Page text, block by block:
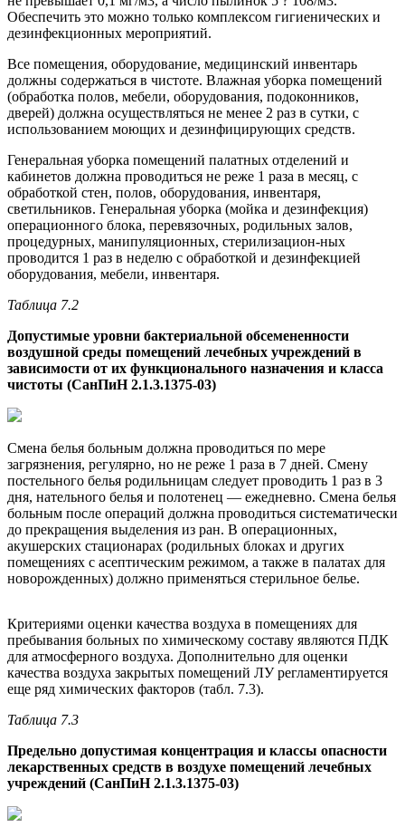
Обеспечить это можно только комплексом гигиенических и
дезинфекционных мероприятий.
Все помещения, оборудование, медицинский инвентарь
должны содержаться в чистоте. Влажная уборка помещений
(обработка полов, мебели, оборудования, подоконников,
дверей) должна осуществляться не менее 2 раз в сутки, с
использованием моющих и дезинфицирующих средств.
Генеральная уборка помещений палатных отделений и
кабинетов должна проводиться не реже 1 раза в месяц, с
обработкой стен, полов, оборудования, инвентаря,
светильников. Генеральная уборка (мойка и дезинфекция)
операционного блока, перевязочных, родильных залов,
процедурных, манипуляционных, стерилизацион-ных
проводится 1 раз в неделю с обработкой и дезинфекцией
оборудования, мебели, инвентаря.
Таблица 7.2
Допустимые уровни бактериальной обсемененности
воздушной среды помещений лечебных учреждений в
зависимости от их функционального назначения и класса
чистоты (СанПиН 2.1.3.1375-03)
Смена белья больным должна проводиться по мере
загрязнения, регулярно, но не реже 1 раза в 7 дней. Смену
постельного белья родильницам следует проводить 1 раз в 3
дня, нательного белья и полотенец — ежедневно. Смена белья
больным после операций должна проводиться систематически
до прекращения выделения из ран. В операционных,
акушерских стационарах (родильных блоках и других
помещениях с асептическим режимом, а также в палатах для
новорожденных) должно применяться стерильное белье.
Критериями оценки качества воздуха в помещениях для
пребывания больных по химическому составу являются ПДК
для атмосферного воздуха. Дополнительно для оценки
качества воздуха закрытых помещений ЛУ регламентируется
еще ряд химических факторов (табл. 7.3).
Таблица 7.3
Предельно допустимая концентрация и классы опасности
лекарственных средств в воздухе помещений лечебных
учреждений (СанПиН 2.1.3.1375-03)